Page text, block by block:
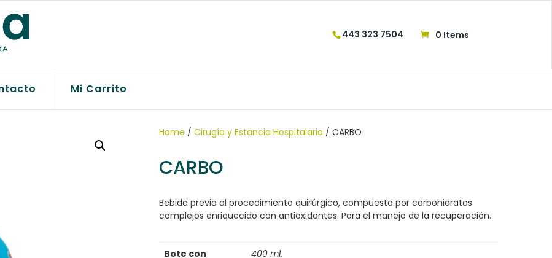
443 323 7504 0 Items
Mi Carrito
Home /Cirugía y Estancia Hospitalaria / CARBO
CARBO
Bebida previa al procedimiento quirúrgico, compuesta por carbohidratos
complejos enriquecido con antioxidantes. Para el manejo de la recuperación.
Bote con
400 ml.